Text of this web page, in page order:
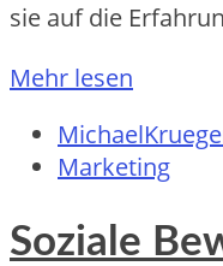
s‬ie a‬uf d‬ie
Mehr lesen
Marketing
Soziale